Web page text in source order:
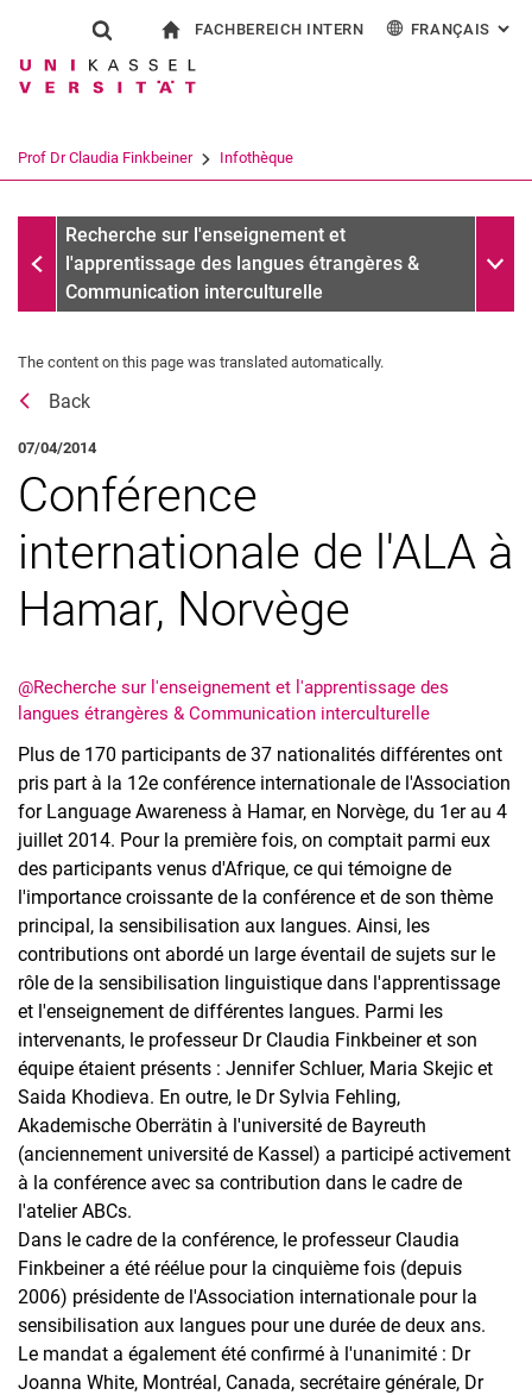
Jump directly to: content
Jump directly to: search
Jump directly to: main
Show search form
Search term
Search (opens an external link in a
FACHBEREICH INTERN FRANÇAIS :
Prof Dr Claudia Finkbeiner Infothèque
Messages d'archives
Recherche sur l'enseignement et
l'apprentissage des langues étrangères &
Communication interculturelle
Récompenses
Vita
Affiliations, comités & Activités externes des commissions
Équipe
Travaux supervisés
Universités partenaires
The content on this page was translated automatically.
Back
07/04/2014
Conférence
internationale de l'ALA à
Hamar, Norvège
@Recherche sur l'enseignement et l'apprentissage des
langues étrangères & Communication interculturelle
Plus de 170 participants de 37 nationalités différentes ont
pris part à la 12e conférence internationale de l'Association
for Language Awareness à Hamar, en Norvège, du 1er au 4
juillet 2014. Pour la première fois, on comptait parmi eux
des participants venus d'Afrique, ce qui témoigne de
l'importance croissante de la conférence et de son thème
principal, la sensibilisation aux langues. Ainsi, les
contributions ont abordé un large éventail de sujets sur le
rôle de la sensibilisation linguistique dans l'apprentissage
et l'enseignement de différentes langues. Parmi les
intervenants, le professeur Dr Claudia Finkbeiner et son
équipe étaient présents : Jennifer Schluer, Maria Skejic et
Saida Khodieva. En outre, le Dr Sylvia Fehling,
Akademische Oberrätin à l'université de Bayreuth
(anciennement université de Kassel) a participé activement
à la conférence avec sa contribution dans le cadre de
l'atelier ABCs.
Dans le cadre de la conférence, le professeur Claudia
Finkbeiner a été réélue pour la cinquième fois (depuis
2006) présidente de l'Association internationale pour la
sensibilisation aux langues pour une durée de deux ans.
Le mandat a également été confirmé à l'unanimité : Dr
Joanna White, Montréal, Canada, secrétaire générale, Dr